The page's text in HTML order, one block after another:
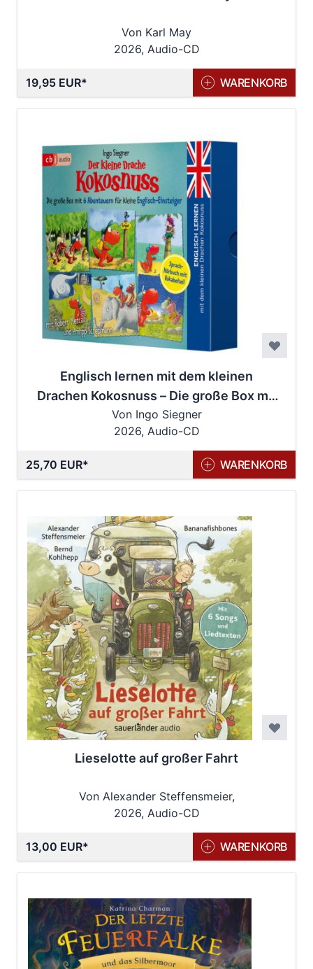
Von Karl May
2026, Audio-CD
19,95 EUR WARENKORB
Englisch lernen mit dem kleinen
Drachen Kokosnuss – Die große Box mit
6 Abenteuern für kleine Englisch-
Einsteiger
Von Ingo Siegner
2026, Audio-CD
25,70 EUR WARENKORB
Lieselotte auf großer Fahrt
Von Alexander Steffensmeier,
Bananafishbones
2026, Audio-CD
13,00 EUR WARENKORB